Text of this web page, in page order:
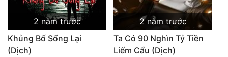
2 năm trước
Khủng Bố Sống Lại
(Dịch)
2 năm trước
Ta Có 90 Nghìn Tỷ Tiền
Liếm Cẩu (Dịch)